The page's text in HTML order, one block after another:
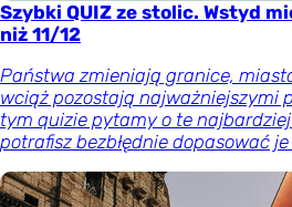
Szybki QUIZ ze stolic. Wstyd
niż 11/12
Państwa zmieniają granice,
wciąż pozostają najważniejszymi
tym quizie pytamy o te
potrafisz bezbłędnie dopasować